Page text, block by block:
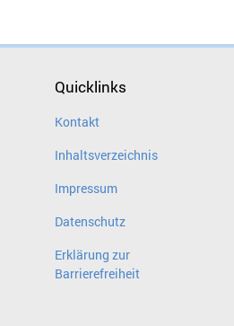
Quicklinks
Kontakt
Inhaltsverzeichnis
Impressum
Datenschutz
Erklärung zur
Barrierefreiheit